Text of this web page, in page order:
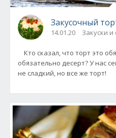
Закусочный
14.01.20 Закуски
Кто сказал, что торт это
обязательно десерт? У нас
не сладкий, но все же торт!